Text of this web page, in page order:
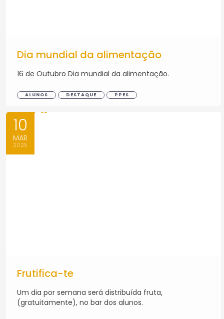
Dia mundial da alimentação
16 de Outubro Dia mundial da alimentação.
ALUNOS DESTAQUE PPES
10
MAR
2025
Frutifica-te
Um dia por semana será distribuída fruta,
(gratuitamente), no bar dos alunos.